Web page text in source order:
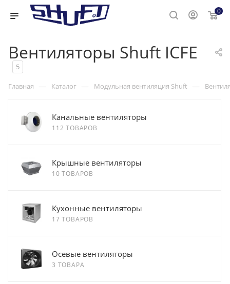
0
Вентиляторы Shuft ICFE
5
Главная — Каталог — Модульная вентиляция Shuft —
Канальные вентиляторы
112 ТОВАРОВ
Крышные вентиляторы
10 ТОВАРОВ
Кухонные вентиляторы
17 ТОВАРОВ
Осевые вентиляторы
3 ТОВАРА